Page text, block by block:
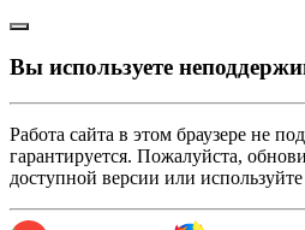
Вы используете
Работа сайта в этом браузере не
гарантируется. Пожалуйста,
доступной версии или используйте